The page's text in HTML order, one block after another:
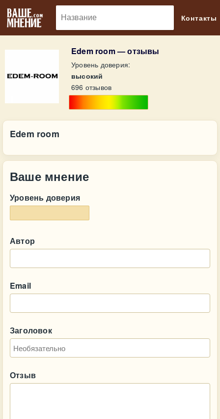
Контакты
Edem room — отзывы
Уровень доверия:
высокий
696 отзывов
Edem room
Ваше мнение
Уровень доверия
Автор
Email
Заголовок
Отзыв